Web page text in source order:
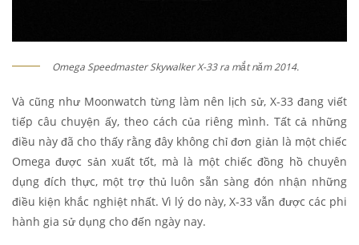
Omega Speedmaster Skywalker X-33 ra mắt năm 2014.
Và cũng như Moonwatch từng làm nên lịch sử, X-33 đang viết
tiếp câu chuyện ấy, theo cách của riêng mình. Tất cả những
điều này đã cho thấy rằng đây không chỉ đơn giản là một chiếc
Omega được sản xuất tốt, mà là một chiếc đồng hồ chuyên
dụng đích thực, một trợ thủ luôn sẵn sàng đón nhận những
điều kiện khắc nghiệt nhất. Vì lý do này, X-33 vẫn được các phi
hành gia sử dụng cho đến ngày nay.